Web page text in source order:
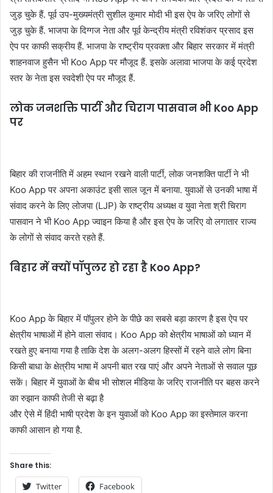
जुड़ चुके हैं. पूर्व उप-मुख्यमंत्री सुशील कुमार मोदी भी इस ऐप के जरिए लोगों से
जुड़ चुके हैं. भाजपा के दिग्गज नेता और पूर्व केन्द्रीय मंत्री रविशंकर प्रसाद इस
ऐप पर काफी सक्रीय हैं. भाजपा के राष्ट्रीय प्रवक्ता और बिहार सरकार में मंत्री
शाहनवाज हुसैन भी Koo App पर मौजूद हैं. इसके अलावा भाजपा के कई प्रदेश
स्तर के नेता इस स्वदेशी ऐप पर मौजूद हैं.
लोक जनशक्ति पार्टी और चिराग पासवान भी Koo App
पर
बिहार की राजनीति में अहम स्थान रखने वाली पार्टी, लोक जनशक्ति पार्टी ने भी
Koo App पर अपना अकाउंट इसी साल जून में बनाया. युवाओं से उनकी भाषा में
संवाद करने के लिए लोजपा (LJP) के राष्ट्रीय अध्यक्ष व युवा नेता श्री चिराग
पासवान ने भी Koo App ज्वाइन किया है और इस ऐप के जरिए वो लगातार राज्य
के लोगों से संवाद करते रहते हैं.
बिहार में क्यों पॉपुलर हो रहा है Koo App?
Koo App के बिहार में पॉपुलर होने के पीछे का सबसे बड़ा कारण है इस ऐप पर
क्षेत्रीय भाषाओं में होने वाला संवाद। Koo App को क्षेत्रीय भाषाओं को ध्यान में
रखते हुए बनाया गया है ताकि देश के अलग-अलग हिस्सों में रहने वाले लोग बिना
किसी बाधा के क्षेत्रीय भाषा में अपनी बात रख पाएं और अपने नेताओं से सवाल पूछ
सकें। बिहार में युवाओं के बीच भी सोशल मीडिया के जरिए राजनीति पर बहस करने
का रुझान काफी तेजी से बढ़ा है
और ऐसे में हिंदी भाषी प्रदेश के इन युवाओं को Koo App का इस्तेमाल करना
काफी आसान हो गया है.
Share this:
Twitter Facebook